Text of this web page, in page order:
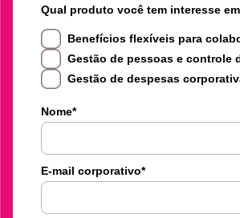
Qual produto você tem interesse
Benefícios flexíveis para
Gestão de pessoas e controle
Gestão de despesas
Nome*
E-mail corporativo*